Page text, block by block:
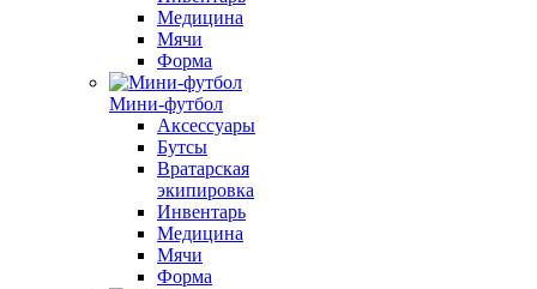
Медицина
Мячи
Форма
Мини-футбол
Аксессуары
Бутсы
Вратарская
экипировка
Инвентарь
Медицина
Мячи
Форма